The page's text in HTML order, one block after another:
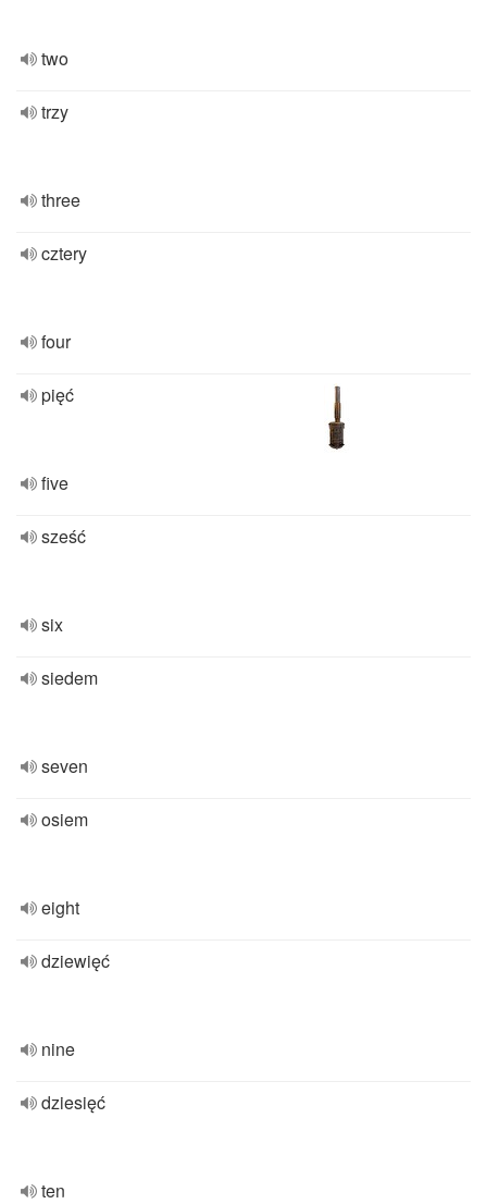
two
trzy
three
cztery
four
pięć
five
sześć
six
siedem
seven
osiem
eight
dziewięć
nine
dziesięć
ten